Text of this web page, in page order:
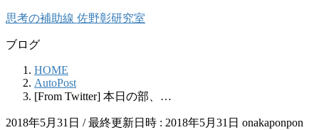
コ
テ
キ
ナ
ゲ
に
思考の補助線 佐野彰研究室
ブログ
HOME
AutoPost
[From Twitter] 本日の部、…
2018年5月31日 / 最終更新日時 : 2018年5月31日 onakaponpon